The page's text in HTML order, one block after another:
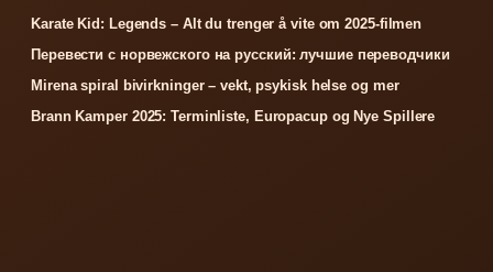
Karate Kid: Legends – Alt du trenger å vite om 2025-filmen
Перевести с норвежского на русский: лучшие переводчики
Mirena spiral bivirkninger – vekt, psykisk helse og mer
Brann Kamper 2025: Terminliste, Europacup og Nye Spillere